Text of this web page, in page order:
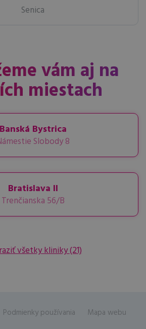
Senica
vám aj na
miestach
Banská Bystrica
Slobody 8
Bratislava II
Trenčianska 56/B
všetky kliniky(21)
Podmienky používania Mapa webu